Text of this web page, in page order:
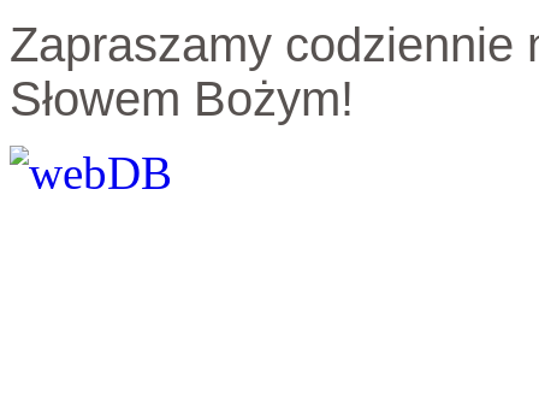
Zapraszamy codziennie
Słowem Bożym!